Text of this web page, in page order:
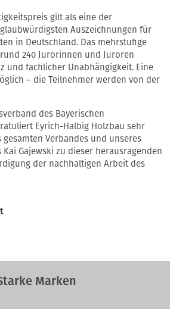
gilt als eine der
Auszeichnungen für
in Deutschland. Das mehrstufige
240 Jurorinnen und Juroren
und fachlicher Unabhängigkeit. Eine
– die Teilnehmer werden von der
des Bayerischen
Eyrich-Halbig Holzbau sehr
Verbandes und unseres
Gajewski zu dieser herausragenden
der nachhaltigen Arbeit des
Marken